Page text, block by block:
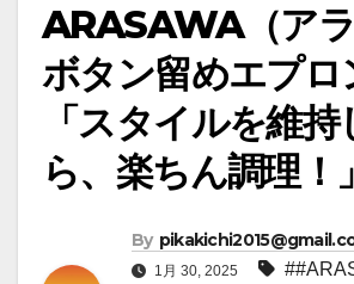
ARASAWA（アラ
ボタン留めエプロ
「スタイルを維
ら、楽ちん調理！」
By
1月 30, 2025